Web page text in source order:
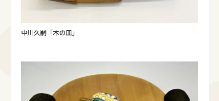
中川久嗣「木の皿」